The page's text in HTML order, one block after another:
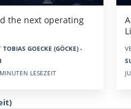
the next operating
TOBIAS GOECKE (GÖCKE) -
LESEZEIT